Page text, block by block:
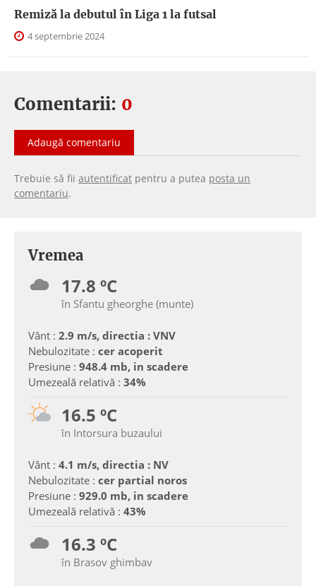
Remiză la debutul în Liga 1 la futsal
4 septembrie 2024
Comentarii: 0
Adaugă comentariu
Trebuie să fii autentificat pentru a putea posta un
comentariu.
Vremea
17.8 ºC
în Sfantu gheorghe (munte)
Vânt : 2.9 m/s, directia : VNV
Nebulozitate : cer acoperit
Presiune : 948.4 mb, in scadere
Umezeală relativă : 34%
16.5 ºC
în Intorsura buzaului
Vânt : 4.1 m/s, directia : NV
Nebulozitate : cer partial noros
Presiune : 929.0 mb, in scadere
Umezeală relativă : 43%
16.3 ºC
în Brasov ghimbav